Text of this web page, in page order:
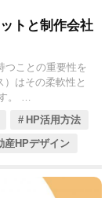
入費用、そして不
に比較解説しま
と顧客満足度向上
トと制作会社
つことの重要性を
はその柔軟性と
。
的な知識が必要
な解決策です。
際のデメリット
HP活用方法
産HPデザイン